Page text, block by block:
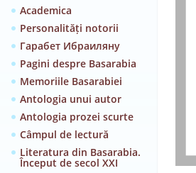
Academica
Personalități notorii
Гарабет Ибраиляну
Pagini despre Basarabia
Memoriile Basarabiei
Antologia unui autor
Antologia prozei scurte
Câmpul de lectură
Literatura din Basarabia.
Început de secol XXI